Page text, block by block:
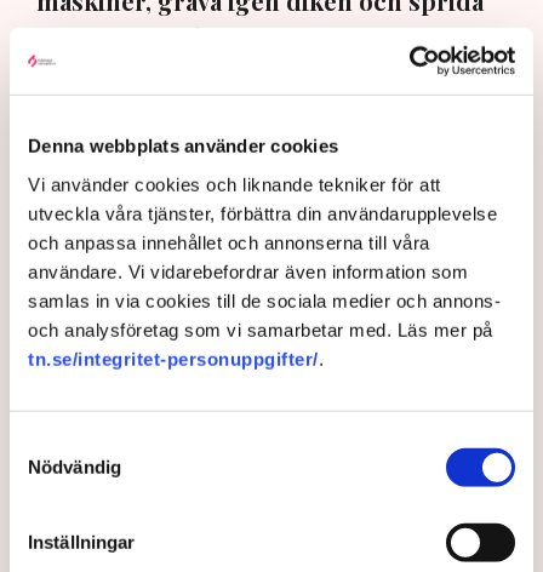
Denna webbplats använder cookies
Vi använder cookies och liknande tekniker för att
utveckla våra tjänster, förbättra din användarupplevelse
och anpassa innehållet och annonserna till våra
användare. Vi vidarebefordrar även information som
samlas in via cookies till de sociala medier och annons-
och analysföretag som vi samarbetar med. Läs mer på
tn.se/integritet-personuppgifter/.
Nödvändig
Inställningar
ogräsfrön. ”Aktivisterna sprang emot
oss”, säger Mats Henriksson,
varnar branschen för skador på
uppemot 100 miljoner kronor.
Brytningen av torvtäkten i Grimsås lamslås av
aktivistgruppen Återställ Våtmarker. Mats Henriksson,
tillståndsansvarig på Neova, som befinner sig på plats,
beskriver hur ett 40-tal personer spred ut sig över den
tillståndsgivna verksamhetsytan förra veckan och
Aktivistgruppen Återställ Våtmarker har stoppat
Mats Henriksson från Neova beskriver omfattande